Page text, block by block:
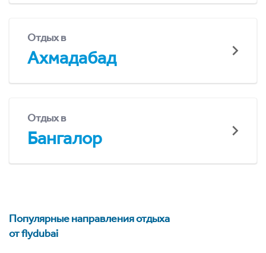
Отдых в
Ахмадабад
Отдых в
Бангалор
Популярные направления отдыха
от flydubai